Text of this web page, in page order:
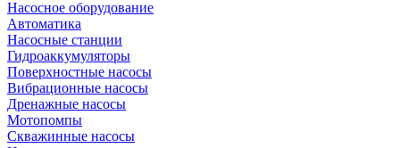
Насосное оборудование
Автоматика
Насосные станции
Гидроаккумуляторы
Поверхностные насосы
Вибрационные насосы
Дренажные насосы
Мотопомпы
Скважинные насосы